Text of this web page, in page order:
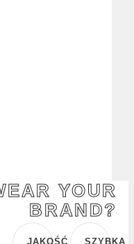
YOUR
BRAND?
JAKOŚĆ
SZYBKA